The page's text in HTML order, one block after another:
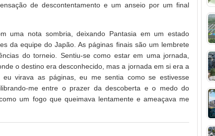
de descontentamento e um anseio por um final
uma nota sombria, deixando Pantasia em um estado
da equipe do Japão. As páginas finais são um lembrete
do torneio. Sentiu-se como estar em uma jornada,
o destino era desconhecido, mas a jornada em si era a
eu virava as páginas, eu me sentia como se estivesse
me entre o prazer da descoberta e o medo do
um fogo que queimava lentamente e ameaçava me